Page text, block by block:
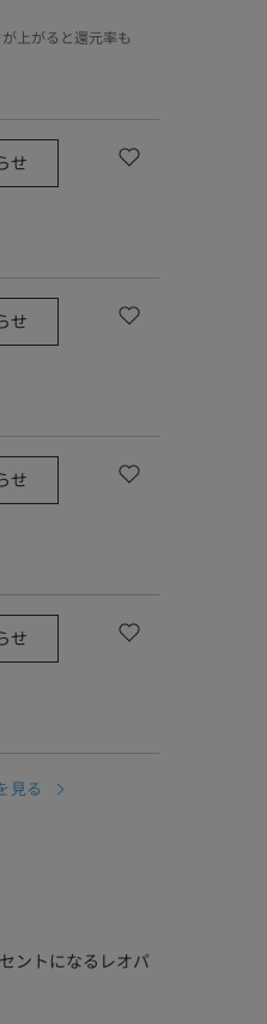
上がると還元率も
せ
せ
せ
せ
見る
ントになるレオパ